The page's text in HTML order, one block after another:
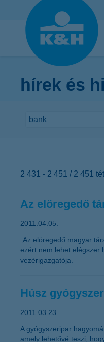
hírek és
2 431 - 2 451 / 2 451
Az elöregedő
2011.04.05.
„Az elöregedő magyar
ezért nem lehet elégszer
vezérigazgatója.
Húsz
2011.03.23.
A gyógyszeripar
amely lehetővé teszi,